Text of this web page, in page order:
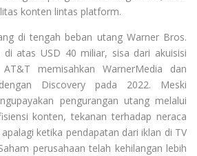
konten lintas platform.
di tengah beban utang Warner Bros.
di atas USD 40 miliar, sisa dari akuisisi
memisahkan WarnerMedia dan
Discovery pada 2022. Meski
pengurangan utang melalui
konten, tekanan terhadap neraca
ketika pendapatan dari iklan di TV
perusahaan telah kehilangan lebih